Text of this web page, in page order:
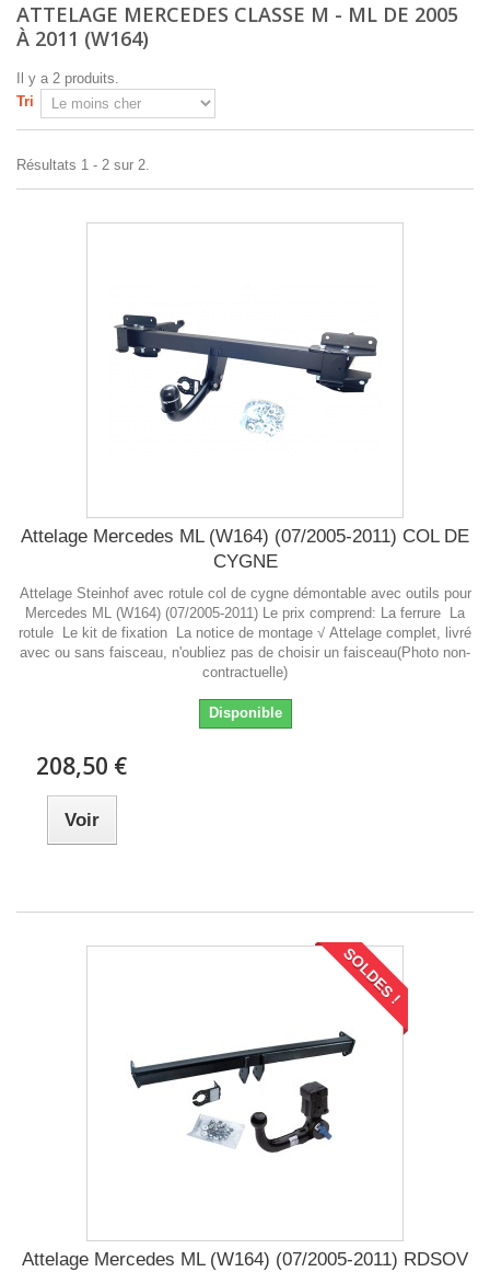
ATTELAGE MERCEDES CLASSE M - ML DE 2005
À 2011 (W164)
Il y a 2 produits.
Tri
Résultats 1 - 2 sur 2.
Attelage Mercedes ML (W164) (07/2005-2011) COL DE
CYGNE
Attelage Steinhof avec rotule col de cygne démontable avec outils pour
Mercedes ML (W164) (07/2005-2011) Le prix comprend: La ferrure La
rotule Le kit de fixation La notice de montage √ Attelage complet, livré
avec ou sans faisceau, n'oubliez pas de choisir un faisceau(Photo non-
contractuelle)
Disponible
208,50 €
Voir
SOLDES !
Attelage Mercedes ML (W164) (07/2005-2011) RDSOV